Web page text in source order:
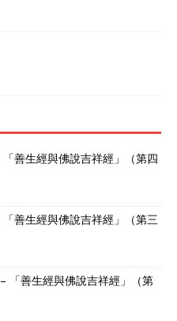
善生經與佛說吉祥經」（第四
善生經與佛說吉祥經」（第三
「善生經與佛說吉祥經」（第